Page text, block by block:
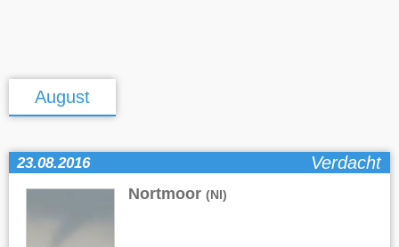
August
23.08.2016 Verdacht
Nortmoor (NI)